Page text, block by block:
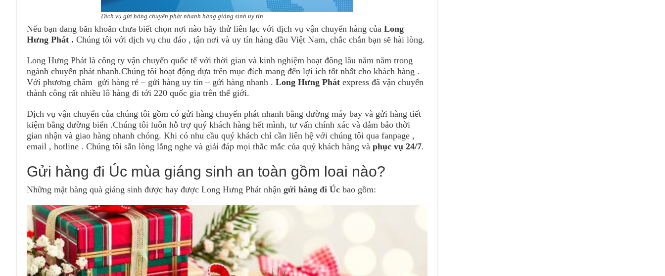
Dịch vụ gửi hàng chuyển phát nhanh hàng giáng sinh uy tín
Nếu bạn đang băn khoăn chưa biết chọn nơi nào hãy thử liên lạc với dịch vụ vận chuyển hàng của Long
Hưng Phát . Chúng tôi với dịch vụ chu đáo , tận nơi và uy tín hàng đầu Việt Nam, chắc chắn bạn sẽ hài lòng.
Long Hưng Phát là công ty vận chuyển quốc tế với thời gian và kinh nghiệm hoạt đông lâu năm năm trong
ngành chuyển phát nhanh.Chúng tôi hoạt động dựa trên mục đích mang đến lợi ích tốt nhất cho khách hàng .
Với phương châm gửi hàng rẻ – gửi hàng uy tín – gửi hàng nhanh . Long Hưng Phátexpress đã vận chuyển
thành công rất nhiều lô hàng đi tới 220 quốc gia trên thế giới.
Dịch vụ vận chuyển của chúng tôi gồm có gửi hàng chuyển phát nhanh bằng đường máy bay và gửi hàng tiết
kiệm bằng đường biển .Chúng tôi luôn hỗ trợ quý khách hàng hết mình, tư vấn chính xác và đảm bảo thời
gian nhận và giao hàng nhanh chóng. Khi có nhu cầu quý khách chỉ cần liên hệ với chúng tôi qua fanpage ,
email , hotline . Chúng tôi sẵn lòng lắng nghe và giải đáp mọi thắc mắc của quý khách hàng và phục vụ 24/7.
Gửi hàng đi Úc mùa giáng sinh an toàn gồm loai nào?
Những mặt hàng quà giáng sinh được hay được Long Hưng Phát nhận gửi hàng đi Úcbao gồm: